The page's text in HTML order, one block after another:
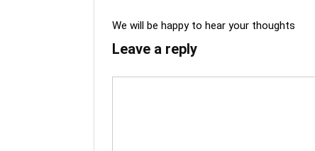
We will be happy to hear your thoughts
Leave a reply